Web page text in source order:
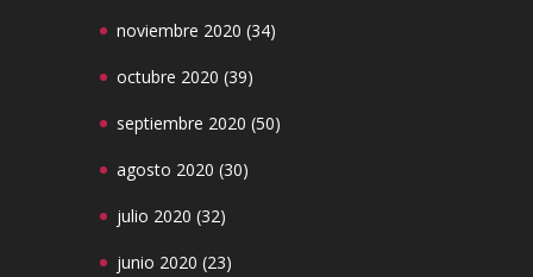
noviembre 2020 (34)
octubre 2020 (39)
septiembre 2020 (50)
agosto 2020 (30)
julio 2020 (32)
junio 2020 (23)